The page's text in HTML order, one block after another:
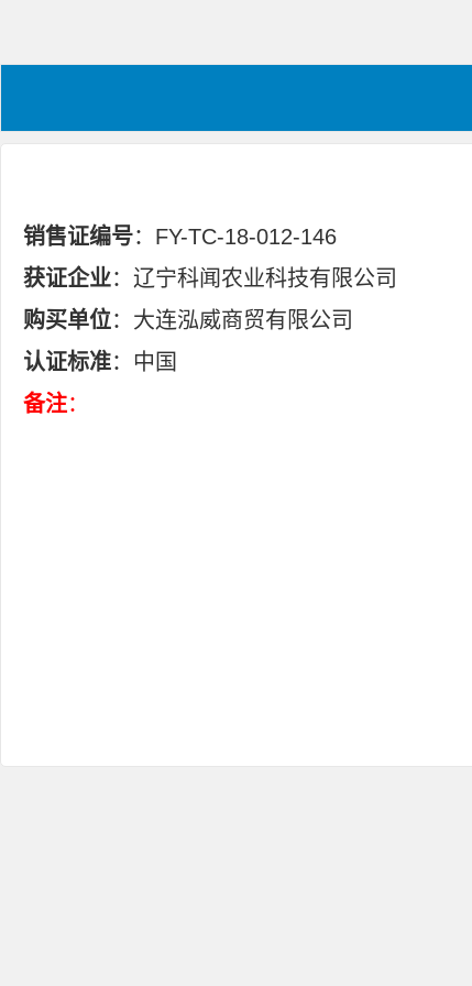
销售证编号：FY-TC-18-012-146
获证企业：辽宁科闻农业科技有限公司
购买单位：大连泓威商贸有限公司
认证标准：中国
备注：